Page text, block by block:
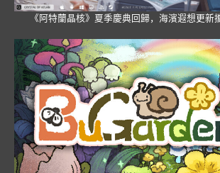
《阿特蘭晶核》夏季慶典回歸，海濱遐想更新